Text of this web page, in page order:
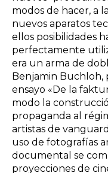
modos de hacer, a
nuevos aparatos
ellos posibilidades
perfectamente
era un arma de
Benjamin Buchloh,
ensayo «De la
modo la
propaganda al
artistas de
uso de fotografías
documental se
proyecciones de